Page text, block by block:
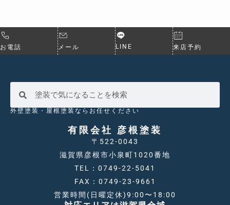
お電話 メール LINE 来店予約
外壁塗装・屋根塗装ならお任せください
有限会社 彦根塗装
〒522-0043
滋賀県彦根市小泉町1020番地
TEL：0749-22-5041
FAX：0749-23-9661
営業時間(日曜定休)9:00〜18:00